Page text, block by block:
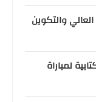
والتكوين
لمباراة